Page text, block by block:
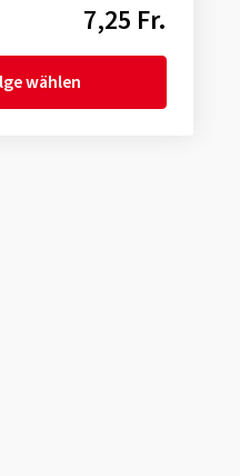
7,25 Fr.
wählen